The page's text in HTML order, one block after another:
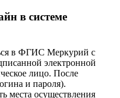
в системе
в ФГИС Меркурий с
электронной
лицо. После
и пароля).
места осуществления